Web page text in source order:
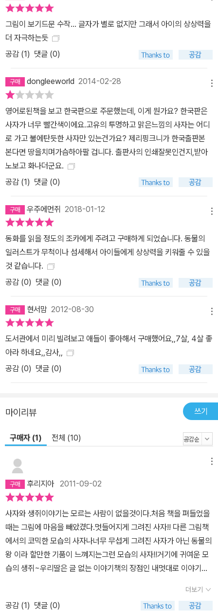
그림이 보기드문 수작... 글자가 별로 없지만 그래서 아이의 상상력을
더 자극하는듯
공감 (1) 댓글 (0)
dongleeworld 2014-02-28
영어로된책을 보고 한국판으로 주문했는데, 이게 뭔가요? 한국판은
사자가 너무 빨간색이에요.고유의 투명하고 맑은느낌의 사자는 어디
로 가고 불에탄듯한 사자만 있는건가요? 제리핑크니가 한국출판본
본다면 땅을치며가슴하아팔 겁니다. 출판사의 인쇄잘못인건지,받아
노보고 화나더군요.
공감 (1) 댓글 (0)
우주에먼쥐 2018-01-12
동화를 읽을 정도의 조카에게 주려고 구매하게 되었습니다. 동물의
일러스트가 무척이나 섬세해서 아이들에게 상상력을 키워줄 수 있을
것 같습니다.
공감 (0) 댓글 (0)
현서맘 2012-08-30
도서관에서 미리 빌려보고 애들이 좋아해서 구매했어요,,7살, 4살 좋
아라 하네요,,감사,,
공감 (0) 댓글 (0)
마이리뷰 쓰기
구매자 (1) 전체 (10)
후리지아2011-09-02
사자와 생쥐이야기는 모르는 사람이 없을것이다.처음 책을 펴들었을
때는 그림에 마음을 빼았겼다.멋들어지게 그려진 사자!! 다른 그림책
에서의 코믹한 모습의 사자나너무 무섭게 그려진 사자가 아닌 동물의
왕 이라 할만한 기품이 느껴지는그런 모습의 사자!!거기에 귀여운 모
습의 생쥐~우리딸은 글 없는 이야기책의 장점인 내멋대로 이야기를
글없는 이야기 책의매력에 푹 빠진듯하다. 다른책을 또 사달라고 하
는걸 보면........
더보기
공감 (1) 댓글 (0)